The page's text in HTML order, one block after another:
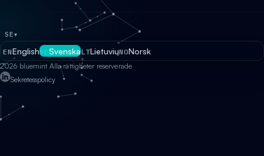
SE▾
ENEnglishSESvenskaLTLietuviųNONorsk
2026 bluemint Alla rättigheter reserverade
Sekretesspolicy